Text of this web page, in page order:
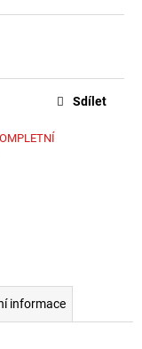
Sdílet
informace